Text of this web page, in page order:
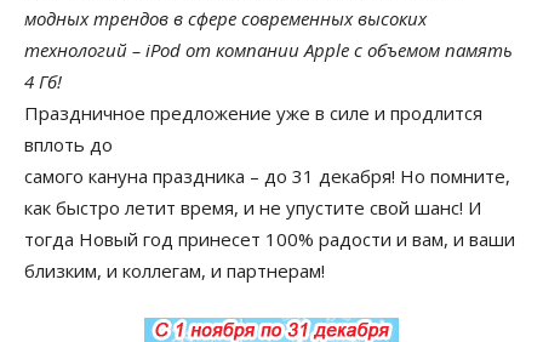
модных трендов в сфере современных высоких
технологий – iPod от компании Apple с объемом память
4 Гб!
Праздничное предложение уже в силе и продлится
вплоть до
самого кануна праздника – до 31 декабря! Но помните,
как быстро летит время, и не упустите свой шанс! И
тогда Новый год принесет 100% радости и вам, и ваши
близким, и коллегам, и партнерам!